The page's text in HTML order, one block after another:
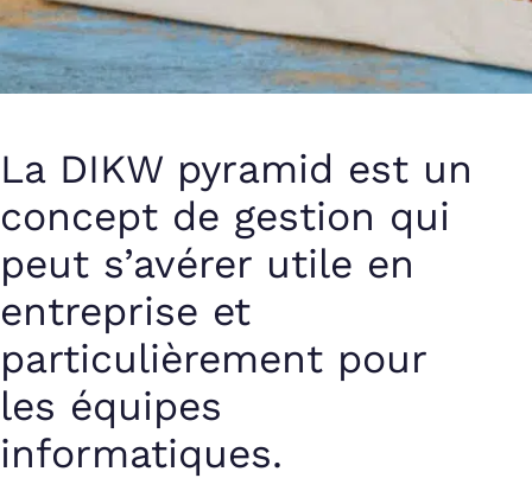
La DIKW pyramid est un
concept de gestion qui
peut s’avérer utile en
entreprise et
particulièrement pour
les équipes
informatiques.